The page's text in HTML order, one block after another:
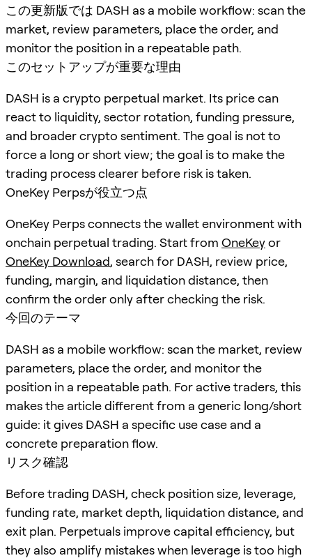
この更新版では DASH as a mobile workflow: scan the
market, review parameters, place the order, and
monitor the position in a repeatable path.
このセットアップが重要な理由
DASH is a crypto perpetual market. Its price can
react to liquidity, sector rotation, funding pressure,
and broader crypto sentiment. The goal is not to
force a long or short view; the goal is to make the
trading process clearer before risk is taken.
OneKey Perpsが役立つ点
OneKey Perps connects the wallet environment with
onchain perpetual trading. Start from OneKeyor
OneKey Download, search for DASH, review price,
funding, margin, and liquidation distance, then
confirm the order only after checking the risk.
今回のテーマ
DASH as a mobile workflow: scan the market, review
parameters, place the order, and monitor the
position in a repeatable path. For active traders, this
makes the article different from a generic long/short
guide: it gives DASH a specific use case and a
concrete preparation flow.
リスク確認
Before trading DASH, check position size, leverage,
funding rate, market depth, liquidation distance, and
exit plan. Perpetuals improve capital efficiency, but
they also amplify mistakes when leverage is too high